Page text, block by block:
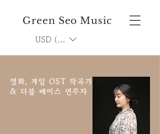
Green Seo Music
USD ($)
영화, 게임 OST 작곡가
& 더블 베이스 연주자